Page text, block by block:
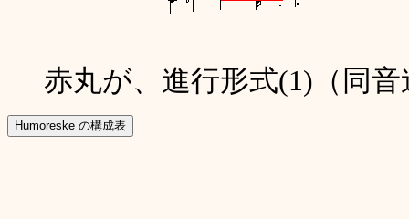
赤丸が、進行形式(1)（同